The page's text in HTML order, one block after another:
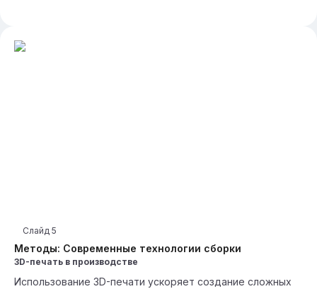
Методы: Современные технологии сборки
Слайд 5
3D-печать в производстве
Использование 3D-печати ускоряет создание сложных